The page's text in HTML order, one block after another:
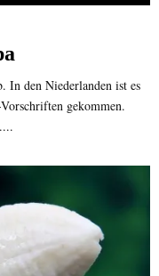
In den Niederlanden ist es
gekommen.